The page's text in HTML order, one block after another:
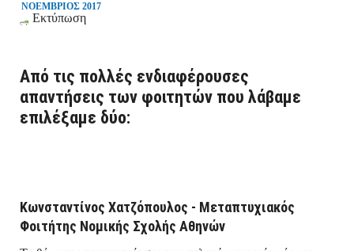
ΝΟΕΜΒΡΙΟΣ 2017
Εκτύπωση
Από τις πολλές ενδιαφέρουσες
απαντήσεις των φοιτητών που λάβαμε
επιλέξαμε δύο:
Κωνσταντίνος Χατζόπουλος - Μεταπτυχιακός
Φοιτήτης Νομικής Σχολής Αθηνών